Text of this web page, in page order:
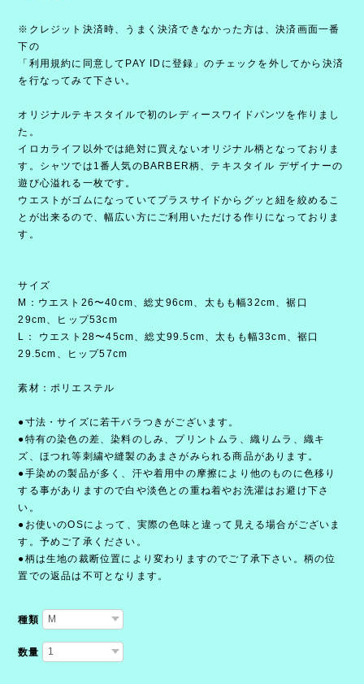
※クレジット決済時、うまく決済できなかった方は、決済画面一番
下の
「利用規約に同意してPAY IDに登録」のチェックを外してから決済
を行なってみて下さい。
オリジナルテキスタイルで初のレディースワイドパンツを作りまし
た。
イロカライフ以外では絶対に買えないオリジナル柄となっておりま
す。シャツでは1番人気のBARBER柄、テキスタイル デザイナーの
遊び心溢れる一枚です。
ウエストがゴムになっていてプラスサイドからグッと紐を絞めるこ
とが出来るので、幅広い方にご利用いただける作りになっておりま
す。
サイズ
M：ウエスト26〜40cm、総丈96cm、太もも幅32cm、裾口
29cm、ヒップ53cm
L： ウエスト28〜45cm、総丈99.5cm、太もも幅33cm、裾口
29.5cm、ヒップ57cm
素材：ポリエステル
●寸法・サイズに若干バラつきがございます。
●特有の染色の差、染料のしみ、プリントムラ、織りムラ、織キ
ズ、ほつれ等刺繍や縫製のあまさがみられる商品があります。
●手染めの製品が多く、汗や着用中の摩擦により他のものに色移り
する事がありますので白や淡色との重ね着やお洗濯はお避け下さ
い。
●お使いのOSによって、実際の色味と違って見える場合がございま
す。予めご了承ください。
●柄は生地の裁断位置により変わりますのでご了承下さい。柄の位
置での返品は不可となります。
種類
数量